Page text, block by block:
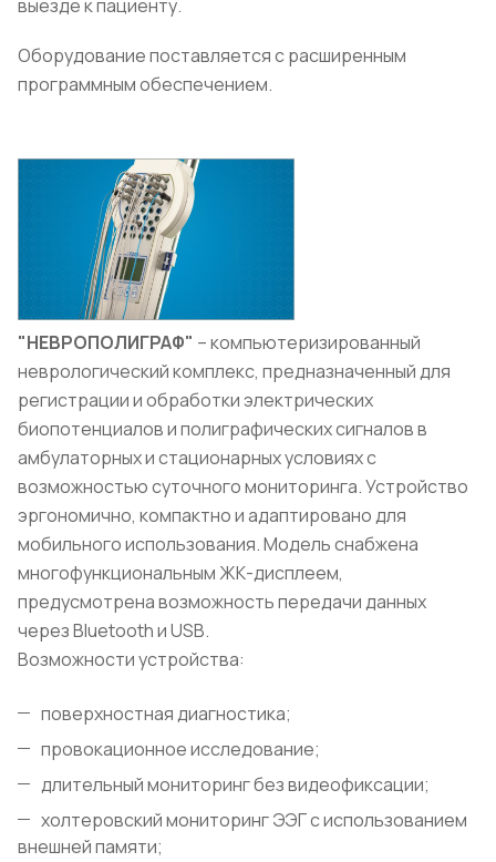
выезде к пациенту.
Оборудование поставляется с расширенным
программным обеспечением.
"НЕВРОПОЛИГРАФ" – компьютеризированный
неврологический комплекс, предназначенный для
регистрации и обработки электрических
биопотенциалов и полиграфических сигналов в
амбулаторных и стационарных условиях с
возможностью суточного мониторинга. Устройство
эргономично, компактно и адаптировано для
мобильного использования. Модель снабжена
многофункциональным ЖК-дисплеем,
предусмотрена возможность передачи данных
через Bluetooth и USB.
Возможности устройства:
поверхностная диагностика;
провокационное исследование;
длительный мониторинг без видеофиксации;
холтеровский мониторинг ЭЭГ с использованием
внешней памяти;